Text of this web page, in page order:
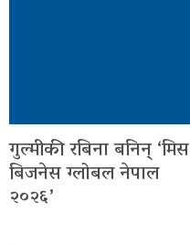
गुल्मीकी रबिना बनिन् ‘मिस
बिजनेस ग्लोबल नेपाल
२०२६’